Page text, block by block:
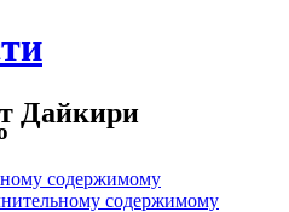
Дайкири
содержимому
содержимому